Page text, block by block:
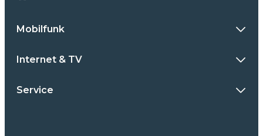
Mobilfunk
Internet & TV
Service